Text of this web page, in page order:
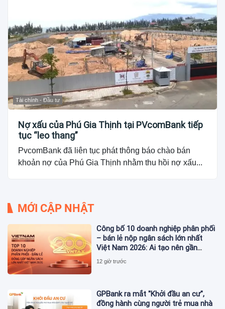
Tài chính - Đầu tư
Nợ xấu của Phú Gia Thịnh tại PVcomBank tiếp
tục “leo thang”
PvcomBank đã liên tục phát thông báo chào bán
khoản nợ của Phú Gia Thịnh nhằm thu hồi nợ xấu...
MỚI CẬP NHẬT
Công bố 10 doanh nghiệp phân phối
– bán lẻ nộp ngân sách lớn nhất
Việt Nam 2026: Ai tạo nên gần
12.900 tỷ đồng?
12 giờ trước
GPBank ra mắt "Khởi đầu an cư",
đồng hành cùng người trẻ mua nhà